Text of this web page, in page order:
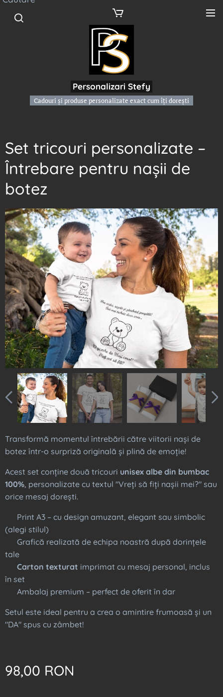
Personalizari Stefy
Cadouri și produse personalizate exact cum îți dorești
Set tricouri personalizate –
Întrebare pentru nașii de
botez
Transformă momentul întrebării către viitorii nași de
botez într-o surpriză originală și plină de emoție!
Acest set conține două tricouri unisex albe din bumbac
100%, personalizate cu textul "Vreți să fiți nașii mei?" sau
orice mesaj dorești.
✅ Print A3 – cu design amuzant, elegant sau simbolic
(alegi stilul)
✅ Grafică realizată de echipa noastră după dorințele
tale
Carton texturat imprimat cu mesaj personal, inclus
în set
✅ Ambalaj premium – perfect de oferit în dar
Setul este ideal pentru a crea o amintire frumoasă și un
"DA" spus cu zâmbet!
98,00 RON